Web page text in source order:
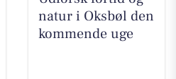
natur i Oksbøl den
kommende uge